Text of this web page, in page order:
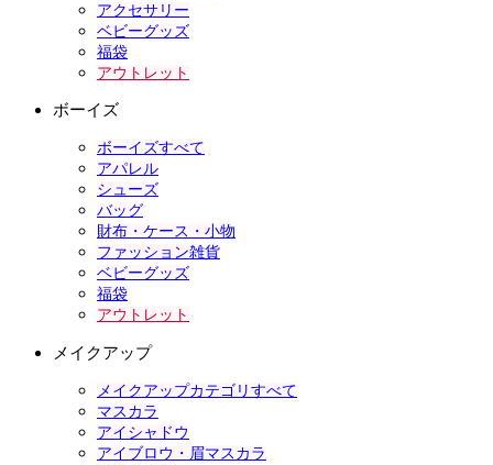
アクセサリー
ベビーグッズ
福袋
アウトレット
ボーイズ
ボーイズすべて
アパレル
シューズ
バッグ
財布・ケース・小物
ファッション雑貨
ベビーグッズ
福袋
アウトレット
メイクアップ
メイクアップカテゴリすべて
マスカラ
アイシャドウ
アイブロウ・眉マスカラ